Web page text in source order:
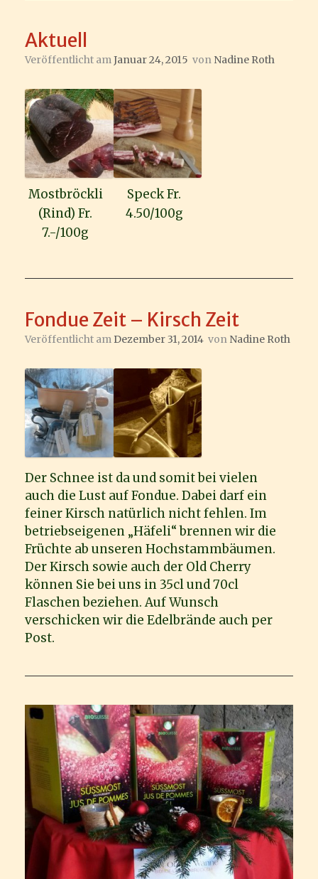
Aktuell
Veröffentlicht amJanuar 24, 2015 von Nadine Roth
Mostbröckli
(Rind) Fr.
7.-/100g
Speck Fr.
4.50/100g
Fondue Zeit – Kirsch Zeit
Veröffentlicht am Dezember 31, 2014 von Nadine Roth
Der Schnee ist da und somit bei vielen
auch die Lust auf Fondue. Dabei darf ein
feiner Kirsch natürlich nicht fehlen. Im
betriebseigenen „Häfeli“ brennen wir die
Früchte ab unseren Hochstammbäumen.
Der Kirsch sowie auch der Old Cherry
können Sie bei uns in 35cl und 70cl
Flaschen beziehen. Auf Wunsch
verschicken wir die Edelbrände auch per
Post.